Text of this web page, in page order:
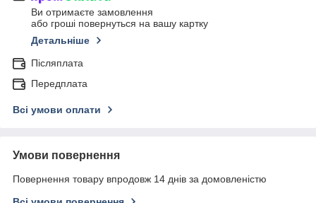
Ви отримаєте замовлення
або гроші повернуться на вашу картку
Детальніше
Післяплата
Передплата
Всі умови оплати
Умови повернення
Повернення товару впродовж 14 днів за домовленістю